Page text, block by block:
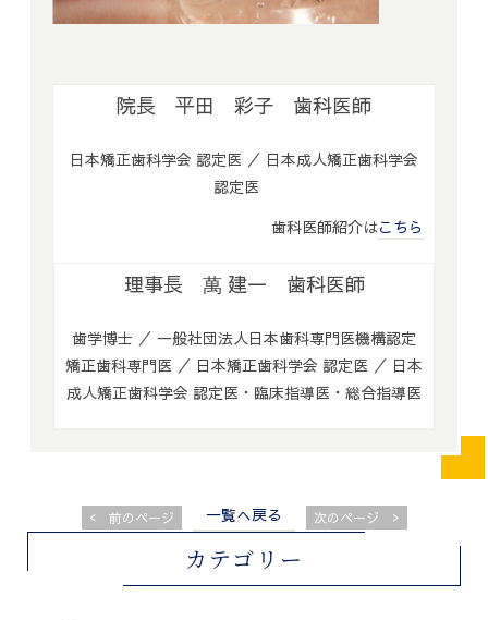
カテゴリー
院長 平田 彩子 歯科医師
日本矯正歯科学会 認定医 ／ 日本成人矯正歯科学会
認定医
歯科医師紹介はこちら
理事長 萬 建一 歯科医師
歯学博士 ／ 一般社団法人日本歯科専門医機構認定
矯正歯科専門医 ／ 日本矯正歯科学会 認定医 ／ 日本
成人矯正歯科学会 認定医・臨床指導医・総合指導医
<前のページ 一覧へ戻る 次のページ >